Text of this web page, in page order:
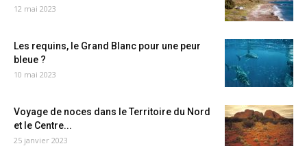
12 mai 2023
Les requins, le Grand Blanc pour une peur
bleue ?
10 mai 2023
Voyage de noces dans le Territoire du Nord
et le Centre...
25 janvier 2023